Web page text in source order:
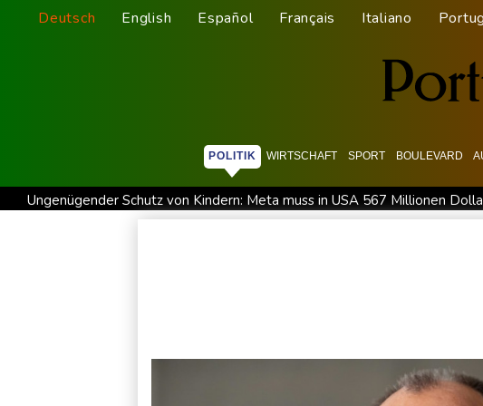
Deutsch English Español Français Italiano
POLITIK WIRTSCHAFT SPORT BOULEVARD
Ungenügender Schutz von Kindern: Meta muss in USA 567 Millionen